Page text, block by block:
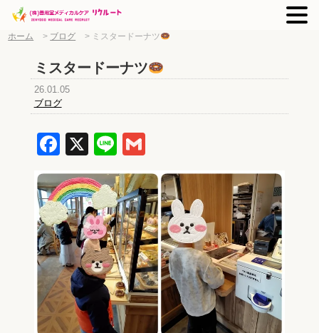
ホーム > ブログ > ミスタードーナツ
ミスタードーナツ
26.01.05
ブログ
Facebook
X Line